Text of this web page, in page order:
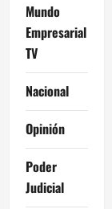
Mundo
Empresarial
TV
Nacional
Opinión
Poder
Judicial